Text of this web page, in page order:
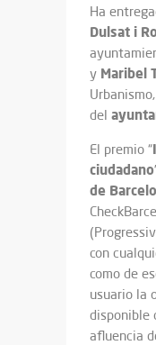
Ha
Dulsat i
y Maribel
del
El premio “
ciudadano
de
con
como de
usuario la
disponible
afluencia